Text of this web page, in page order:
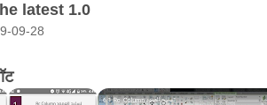
latest 1.0
09-28